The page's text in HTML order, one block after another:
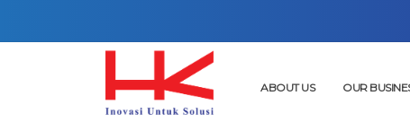
ABOUT US OUR